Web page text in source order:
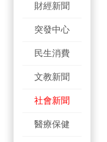
財經新聞
突發中心
民生消費
文教新聞
社會新聞
醫療保健